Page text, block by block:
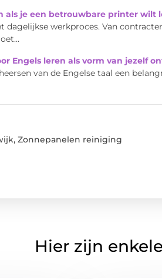
als je een betrouwbare printer wilt
dagelijkse werkproces. Van
Engels leren als vorm van jezelf
van de Engelse taal een
, Zonnepanelen reiniging
Hier zijn enkele